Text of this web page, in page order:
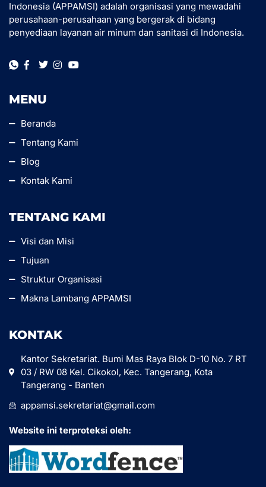
Indonesia (APPAMSI) adalah organisasi yang mewadahi
perusahaan-perusahaan yang bergerak di bidang
penyediaan layanan air minum dan sanitasi di Indonesia.
MENU
Beranda
Tentang Kami
Blog
Kontak Kami
TENTANG KAMI
Visi dan Misi
Tujuan
Struktur Organisasi
Makna Lambang APPAMSI
KONTAK
Kantor Sekretariat. Bumi Mas Raya Blok D-10 No. 7 RT
03 / RW 08 Kel. Cikokol, Kec. Tangerang, Kota
Tangerang - Banten
appamsi.sekretariat@gmail.com
Website ini terproteksi oleh: